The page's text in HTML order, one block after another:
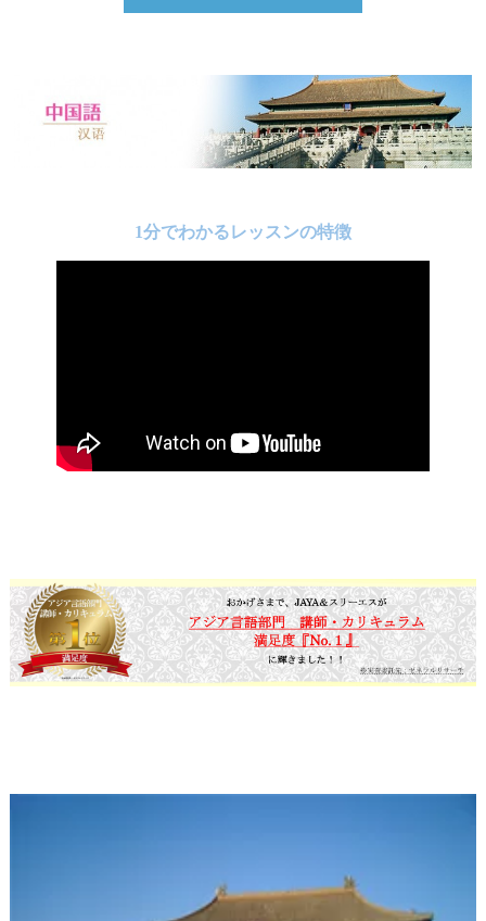
1分でわかるレッスンの特徴